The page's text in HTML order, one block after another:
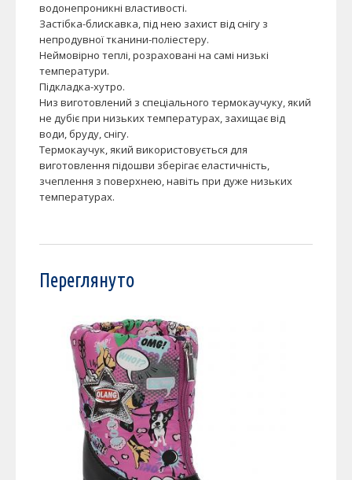
водонепроникні властивості.
Застібка-блискавка, під нею захист від снігу з
непродувної тканини-поліестеру.
Неймовірно теплі, розраховані на самі низькі
температури.
Підкладка-хутро.
Низ виготовлений з спеціального термокаучуку, який
не дубіє при низьких температурах, захищає від
води, бруду, снігу.
Термокаучук, який використовується для
виготовлення підошви зберігає еластичність,
зчеплення з поверхнею, навіть при дуже низьких
температурах.
Переглянуто